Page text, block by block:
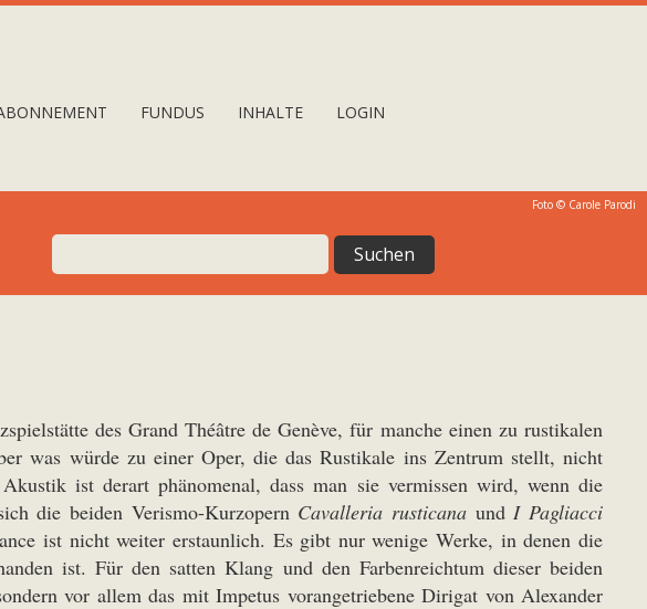
FUNDUS INHALTE LOGIN
Foto © Carole Parodi
des Grand Théâtre de Genève, für manche einen zu rustikalen
was würde zu einer Oper, die das Rustikale ins Zentrum stellt, nicht
ist derart phänomenal, dass man sie vermissen wird, wenn die
die beiden Verismo-Kurzopern Cavalleria rusticanaundI Pagliacci
ist nicht weiter erstaunlich. Es gibt nur wenige Werke, in denen die
ist. Für den satten Klang und den Farbenreichtum dieser beiden
vor allem das mit Impetus vorangetriebene Dirigat von Alexander